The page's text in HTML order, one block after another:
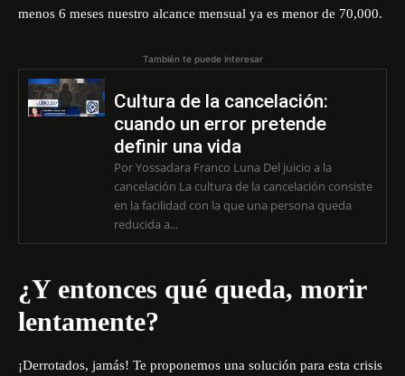
menos 6 meses nuestro alcance mensual ya es menor de 70,000.
También te puede interesar
Cultura de la cancelación:
cuando un error pretende
definir una vida
Por Yossadara Franco Luna Del juicio a la
cancelación La cultura de la cancelación consiste
en la facilidad con la que una persona queda
reducida a...
¿Y entonces qué queda, morir
lentamente?
¡Derrotados, jamás! Te proponemos una solución para esta crisis